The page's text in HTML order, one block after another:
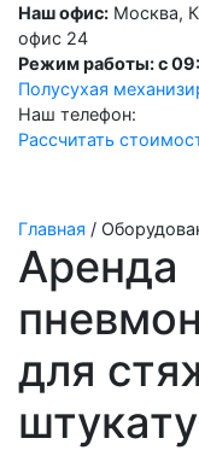
Наш офис: Москва,
офис 24
Режим работы: с
Полусухая
Наш телефон:
Рассчитать
Главная /
Аренда
для